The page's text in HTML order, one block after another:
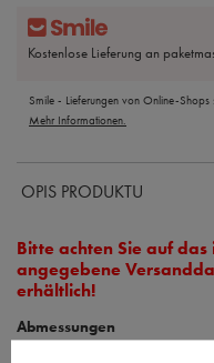
Kostenlose Lieferung an
Smile - Lieferungen von Online-Shops
Mehr Informationen.
OPIS PRODUKTU
Bitte achten Sie auf
angegebene
erhältlich!
Abmessungen